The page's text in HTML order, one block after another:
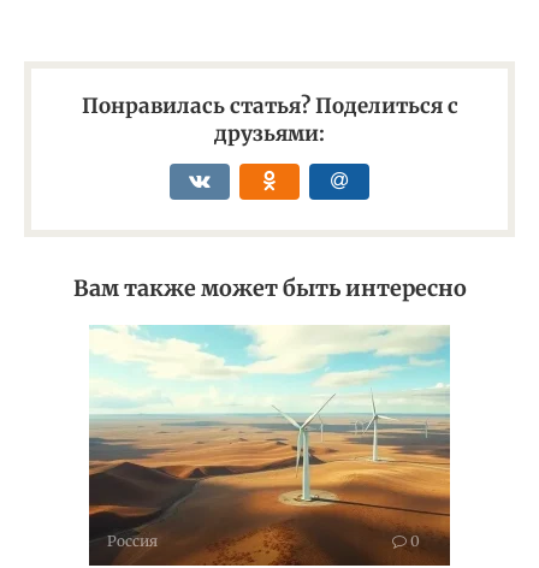
Понравилась статья? Поделиться с
друзьями:
Вам также может быть интересно
Россия 0